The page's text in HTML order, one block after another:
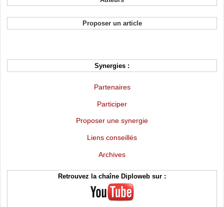
Proposer un article
Synergies :
Partenaires
Participer
Proposer une synergie
Liens conseillés
Archives
Retrouvez la chaîne Diploweb sur :